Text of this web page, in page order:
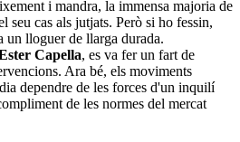
i mandra, la immensa majoria de
seu cas als jutjats. Però si ho fessin,
un lloguer de llarga durada.
Capella, es va fer un fart de
Ara bé, els moviments
dependre de les forces d'un inquilí
de les normes del mercat